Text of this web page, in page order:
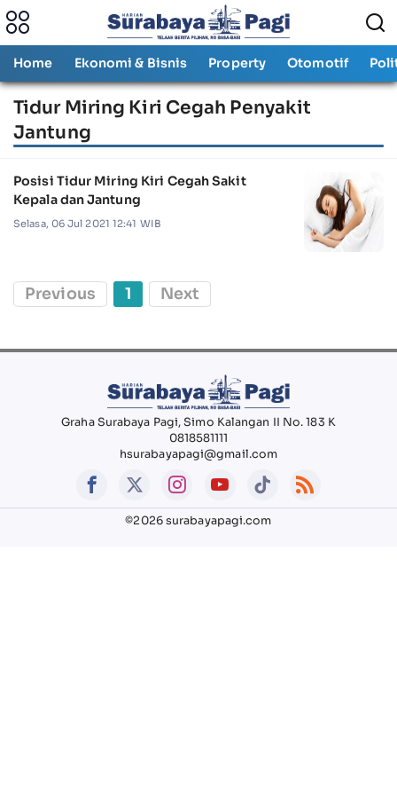
Home Ekonomi & Bisnis Property Otomotif
Tidur Miring Kiri Cegah Penyakit
Jantung
Posisi Tidur Miring Kiri Cegah Sakit
Kepala dan Jantung
Selasa, 06 Jul 2021 12:41 WIB
Previous 1 Next
Graha Surabaya Pagi, Simo Kalangan II No. 183 K
0818581111
hsurabayapagi@gmail.com
©2026 surabayapagi.com